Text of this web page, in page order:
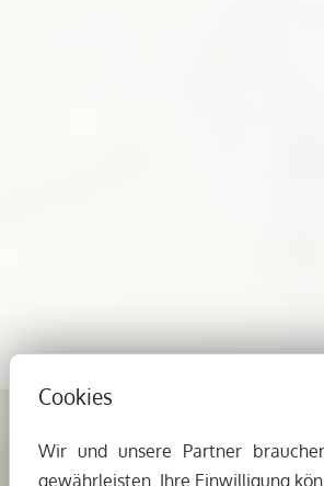
Cookies
Wir und unsere Partner
gewährleisten. Ihre Einwilligung